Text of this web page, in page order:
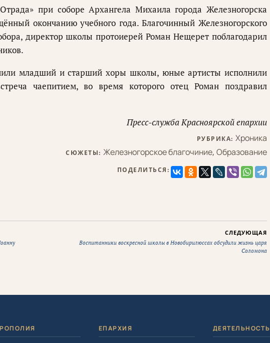
при соборе Архангела Михаила города Железногорска
окончанию учебного года. Благочинный Железногорского
директор школы протоиерей Роман Нещерет поблагодарил
младший и старший хоры школы, юные артисты исполнили
чаепитием, во время которого отец Роман поздравил
Пресс-служба Красноярской епархии
РУБРИКА: Хроника
СЮЖЕТЫ: Железногорское благочиние, Образование
ПОДЕЛИТЬСЯ:
СЛЕДУЮЩАЯ
Воспитанники воскресной школы в Новобирилюссах обсудили жизнь царя
Соломона
ЕПАРХИЯ ДЕЯТЕЛЬНОСТЬ